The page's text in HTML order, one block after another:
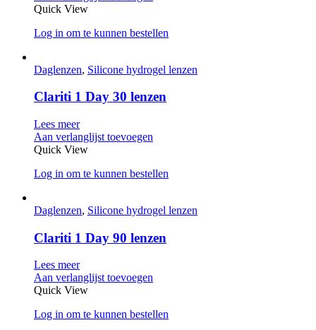
Quick View
Log in om te kunnen bestellen
Daglenzen, Silicone hydrogel lenzen
Clariti 1 Day 30 lenzen
Lees meer
Aan verlanglijst toevoegen
Quick View
Log in om te kunnen bestellen
Daglenzen, Silicone hydrogel lenzen
Clariti 1 Day 90 lenzen
Lees meer
Aan verlanglijst toevoegen
Quick View
Log in om te kunnen bestellen